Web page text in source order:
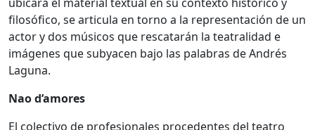
filosófico, se articula en torno a la representación de un
actor y dos músicos que rescatarán la teatralidad e
imágenes que subyacen bajo las palabras de Andrés
Laguna.
Nao d’amores
El colectivo de profesionales procedentes del teatro